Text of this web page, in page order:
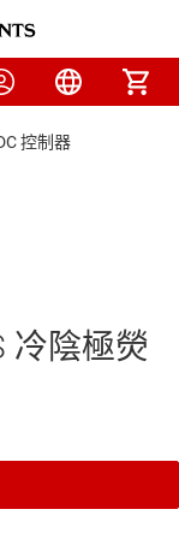
控制器
冷陰極熒